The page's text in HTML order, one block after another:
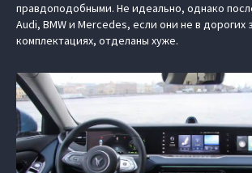
правдоподобными. Не идеально, однако
Audi, BMW и Mercedes, если они не в дорогих
комплектациях, отделаны хуже.